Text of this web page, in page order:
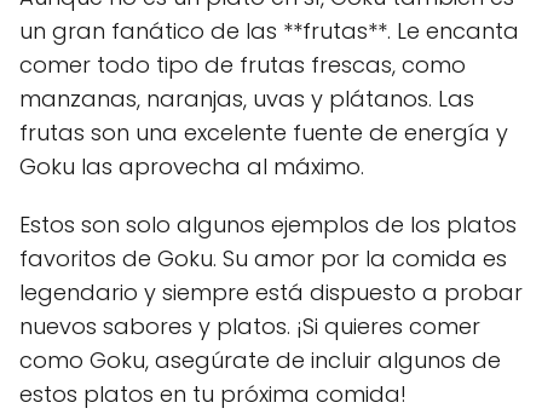
un gran fanático de las **frutas**. Le encanta
comer todo tipo de frutas frescas, como
manzanas, naranjas, uvas y plátanos. Las
frutas son una excelente fuente de energía y
Goku las aprovecha al máximo.
Estos son solo algunos ejemplos de los platos
favoritos de Goku. Su amor por la comida es
legendario y siempre está dispuesto a probar
nuevos sabores y platos. ¡Si quieres comer
como Goku, asegúrate de incluir algunos de
estos platos en tu próxima comida!